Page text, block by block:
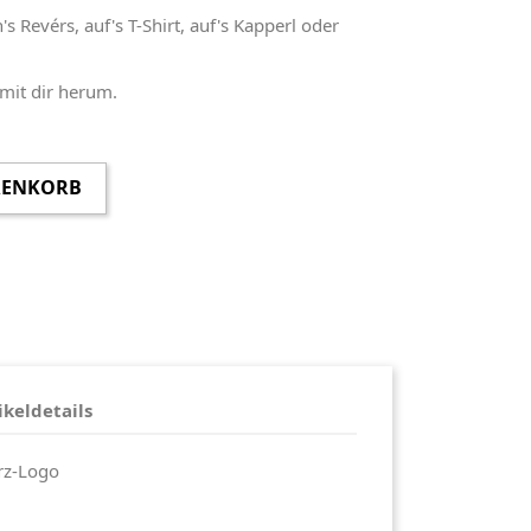
Revérs, auf's T-Shirt, auf's Kapperl oder
dir herum.
Logo